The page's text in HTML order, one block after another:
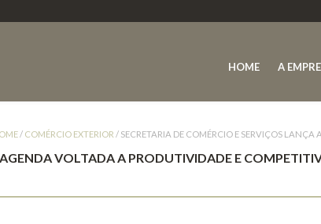
HOME A
/ COMÉRCIO EXTERIOR / SECRETARIA DE COMÉRCIO E SERVIÇOS
VOLTADA A PRODUTIVIDADE E